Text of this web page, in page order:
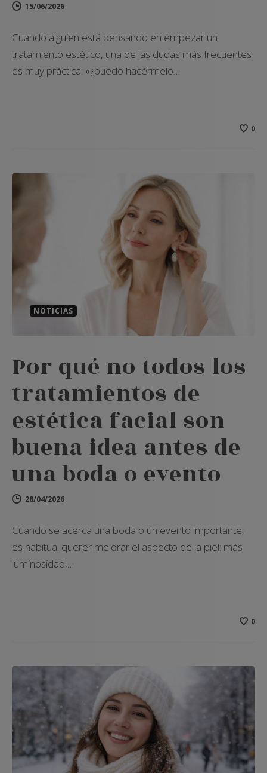
15/06/2026
Cuando alguien está pensando en empezar un
tratamiento estético, una de las dudas más frecuentes
es muy práctica: «¿puedo hacérmelo…
0
NOTICIAS
Por qué no todos los
tratamientos de
estética facial son
buena idea antes de
una boda o evento
28/04/2026
Cuando se acerca una boda o un evento importante,
es habitual querer mejorar el aspecto de la piel: más
luminosidad,…
0